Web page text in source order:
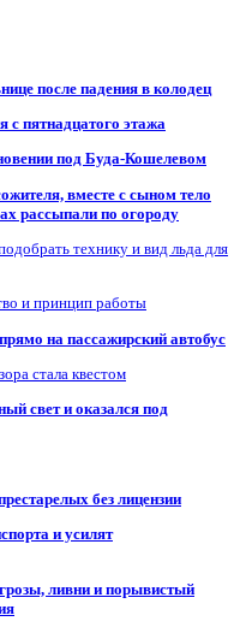
после падения в колодец
с пятнадцатого этажа
под Буда-Кошелевом
вместе с сыном тело
рассыпали по огороду
технику и вид льда для
и принцип работы
на пассажирский автобус
стала квестом
свет и оказался под
без лицензии
и усилят
ливни и порывистый